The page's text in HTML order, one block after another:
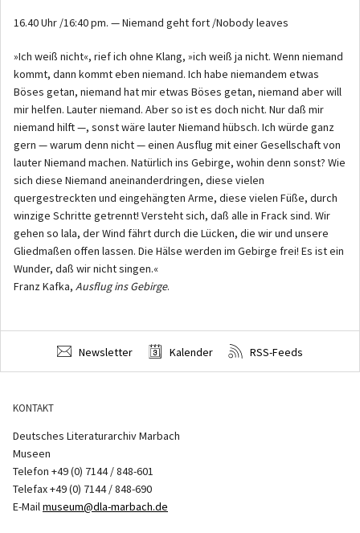
16.40 Uhr /16:40 pm. — Niemand geht fort /Nobody leaves
»Ich weiß nicht«, rief ich ohne Klang, »ich weiß ja nicht. Wenn niemand
kommt, dann kommt eben niemand. Ich habe niemandem etwas
Böses getan, niemand hat mir etwas Böses getan, niemand aber will
mir helfen. Lauter niemand. Aber so ist es doch nicht. Nur daß mir
niemand hilft —, sonst wäre lauter Niemand hübsch. Ich würde ganz
gern — warum denn nicht — einen Ausflug mit einer Gesellschaft von
lauter Niemand machen. Natürlich ins Gebirge, wohin denn sonst? Wie
sich diese Niemand aneinanderdringen, diese vielen
quergestreckten und eingehängten Arme, diese vielen Füße, durch
winzige Schritte getrennt! Versteht sich, daß alle in Frack sind. Wir
gehen so lala, der Wind fährt durch die Lücken, die wir und unsere
Gliedmaßen offen lassen. Die Hälse werden im Gebirge frei! Es ist ein
Wunder, daß wir nicht singen.«
Franz Kafka, Ausflug ins Gebirge.
Newsletter Kalender RSS-Feeds
KONTAKT
Deutsches Literaturarchiv Marbach
Museen
Telefon +49 (0) 7144 / 848-601
Telefax +49 (0) 7144 / 848-690
E-Mail museum@dla-marbach.de